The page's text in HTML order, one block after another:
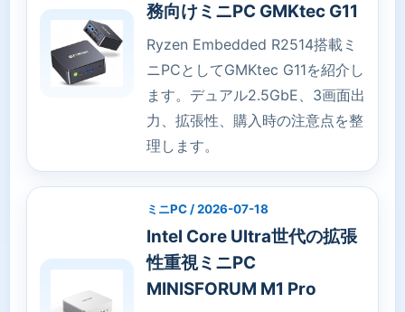
務向けミニPC GMKtec G11
Ryzen Embedded R2514搭載ミ
ニPCとしてGMKtec G11を紹介し
ます。デュアル2.5GbE、3画面出
力、拡張性、購入時の注意点を整
理します。
ミニPC / 2026-07-18
Intel Core Ultra世代の拡張
性重視ミニPC
MINISFORUM M1 Pro